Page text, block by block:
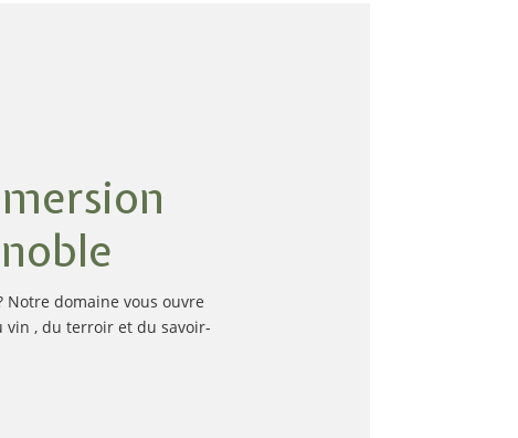
Notre domaine vous ouvre
vin , du terroir et du savoir-